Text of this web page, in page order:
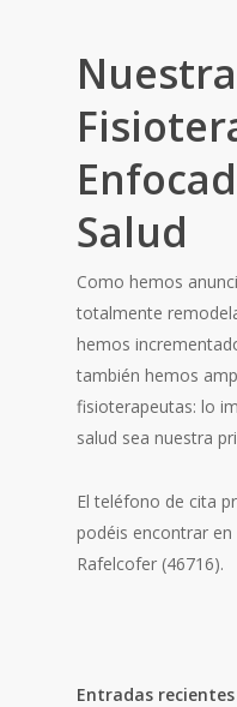
Salud
Como hemos
totalmente
hemos
también hemos
fisioterapeutas: lo
salud sea nuestra
El teléfono de cita
podéis encontrar en
Rafelcofer (46716).
Entradas recientes